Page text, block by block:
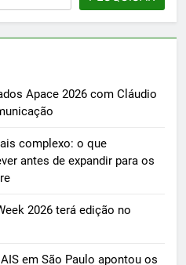
Apace 2026 com Cláudio
complexo: o que
antes de expandir para os
2026 terá edição no
em São Paulo apontou os